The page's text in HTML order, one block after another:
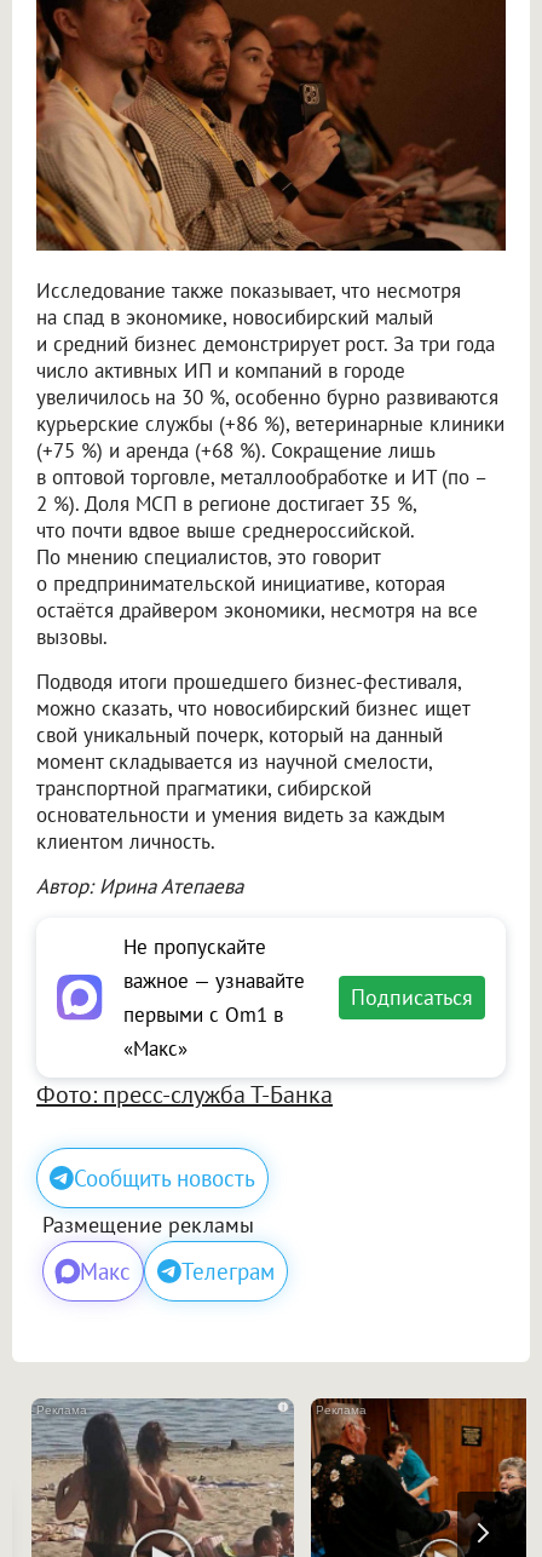
Исследование также показывает, что несмотря
на спад в экономике, новосибирский малый
и средний бизнес демонстрирует рост. За три года
число активных ИП и компаний в городе
увеличилось на 30 %, особенно бурно развиваются
курьерские службы (+86 %), ветеринарные клиники
(+75 %) и аренда (+68 %). Сокращение лишь
в оптовой торговле, металлообработке и ИТ (по –
2 %). Доля МСП в регионе достигает 35 %,
что почти вдвое выше среднероссийской.
По мнению специалистов, это говорит
о предпринимательской инициативе, которая
остаётся драйвером экономики, несмотря на все
вызовы.
Подводя итоги прошедшего бизнес-фестиваля,
можно сказать, что новосибирский бизнес ищет
свой уникальный почерк, который на данный
момент складывается из научной смелости,
транспортной прагматики, сибирской
основательности и умения видеть за каждым
клиентом личность.
Автор: Ирина Атепаева
Не пропускайте
важное — узнавайте
первыми с Om1 в
«Макс»
Подписаться
Фото: пресс-служба Т-Банка
Сообщить новость
Размещение рекламы
Макс Телеграм
i